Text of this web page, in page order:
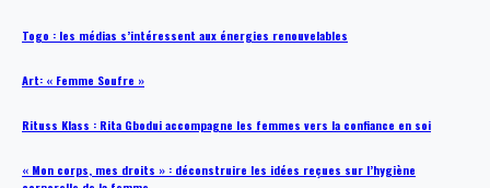
Togo : les médias s’intéressent aux énergies renouvelables
Art: « Femme Soufre »
Rituss Klass : Rita Gbodui accompagne les femmes vers la confiance en soi
« Mon corps, mes droits » : déconstruire les idées reçues sur l’hygiène